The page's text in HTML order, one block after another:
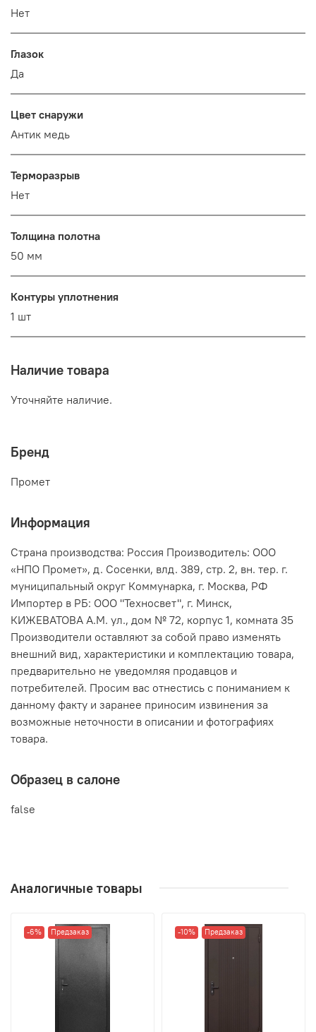
Нет
Глазок
Да
Цвет снаружи
Антик медь
Терморазрыв
Нет
Толщина полотна
50 мм
Контуры уплотнения
1 шт
Наличие товара
Уточняйте наличие.
Бренд
Промет
Информация
Страна производства: Россия Производитель: ООО
«НПО Промет», д. Сосенки, влд. 389, стр. 2, вн. тер. г.
муниципальный округ Коммунарка, г. Москва, РФ
Импортер в РБ: ООО "Техносвет", г. Минск,
КИЖЕВАТОВА А.М. ул., дом № 72, корпус 1, комната 35
Производители оставляют за собой право изменять
внешний вид, характеристики и комплектацию товара,
предварительно не уведомляя продавцов и
потребителей. Просим вас отнестись с пониманием к
данному факту и заранее приносим извинения за
возможные неточности в описании и фотографиях
товара.
Образец в салоне
false
Аналогичные товары
-6% Предзаказ -10% Предзаказ